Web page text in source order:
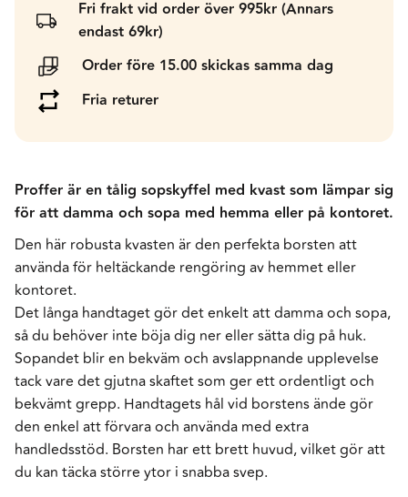
Fri frakt vid order över 995kr (Annars
endast 69kr)
Order före 15.00 skickas samma dag
Fria returer
Proffer är en tålig sopskyffel med kvast som lämpar sig
för att damma och sopa med hemma eller på kontoret.
Den här robusta kvasten är den perfekta borsten att
använda för heltäckande rengöring av hemmet eller
kontoret.
Det långa handtaget gör det enkelt att damma och sopa,
så du behöver inte böja dig ner eller sätta dig på huk.
Sopandet blir en bekväm och avslappnande upplevelse
tack vare det gjutna skaftet som ger ett ordentligt och
bekvämt grepp. Handtagets hål vid borstens ände gör
den enkel att förvara och använda med extra
handledsstöd. Borsten har ett brett huvud, vilket gör att
du kan täcka större ytor i snabba svep.